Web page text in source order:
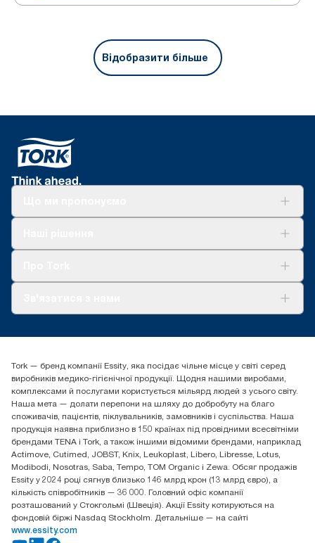
Відобразити більше
(+38) 044 490 55 66
Essity Україна
04071 м. Київ, вул. Григорія Сковороди 19,
Тел. +38 044 490 55 66
Tork — бренд компанії Essity, яка посідає чільне місце у світі серед
виробників медико-гігієнічної продукції. Щодня нашими виробами,
комплексами й послугами користується мільярд людей з усього світу.
Наша мета — долати перепони на шляху до добробуту на благо
споживачів, пацієнтів, піклувальників, замовників і суспільства. Наша
продукція наявна приблизно в 150 країнах під провідними всесвітніми
брендами TENA і Tork, а також іншими відомими брендами, наприклад
Actimove, Cutimed, JOBST, Knix, Leukoplast, Libero, Libresse, Lotus,
Modibodi, Nosotras, Saba, Tempo, TOM Organic і Zewa. Обсяг продажів
Essity у 2024 році сягнув близько 146 млрд крон (13 млрд євро), а
кількість співробітників — 36 000. Головний офіс компанії
розташований у Стокгольмі (Швеція). Акції Essity котируються на
фондовій біржі Nasdaq Stockholm. Детальніше — на сайті
www.essity.com